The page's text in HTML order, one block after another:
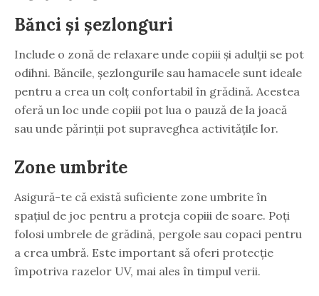
Bănci și șezlonguri
Include o zonă de relaxare unde copiii și adulții se pot
odihni. Băncile, șezlongurile sau hamacele sunt ideale
pentru a crea un colț confortabil în grădină. Acestea
oferă un loc unde copiii pot lua o pauză de la joacă
sau unde părinții pot supraveghea activitățile lor.
Zone umbrite
Asigură-te că există suficiente zone umbrite în
spațiul de joc pentru a proteja copiii de soare. Poți
folosi umbrele de grădină, pergole sau copaci pentru
a crea umbră. Este important să oferi protecție
împotriva razelor UV, mai ales în timpul verii.